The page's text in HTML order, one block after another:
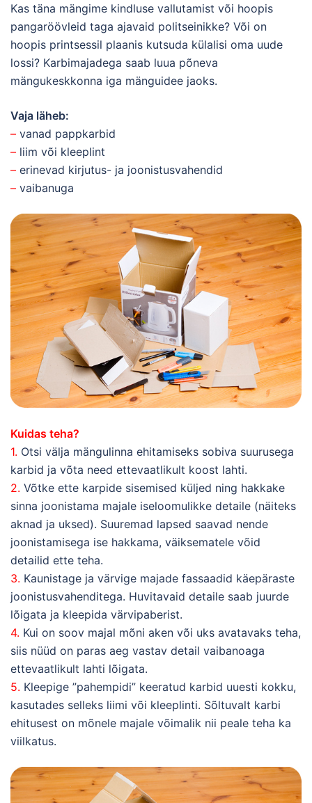
Kas täna mängime kindluse vallutamist või hoopis
pangaröövleid taga ajavaid politseinikke? Või on
hoopis printsessil plaanis kutsuda külalisi oma uude
lossi? Karbimajadega saab luua põneva
mängukeskkonna iga mänguidee jaoks.
Vaja läheb:
– vanad pappkarbid
– liim või kleeplint
– erinevad kirjutus- ja joonistusvahendid
– vaibanuga
Kuidas teha?
1. Otsi välja mängulinna ehitamiseks sobiva suurusega
karbid ja võta need ettevaatlikult koost lahti.
2. Võtke ette karpide sisemised küljed ning hakkake
sinna joonistama majale iseloomulikke detaile (näiteks
aknad ja uksed). Suuremad lapsed saavad nende
joonistamisega ise hakkama, väiksematele võid
detailid ette teha.
3. Kaunistage ja värvige majade fassaadid käepäraste
joonistusvahenditega. Huvitavaid detaile saab juurde
lõigata ja kleepida värvipaberist.
4. Kui on soov majal mõni aken või uks avatavaks teha,
siis nüüd on paras aeg vastav detail vaibanoaga
ettevaatlikult lahti lõigata.
5. Kleepige ”pahempidi” keeratud karbid uuesti kokku,
kasutades selleks liimi või kleeplinti. Sõltuvalt karbi
ehitusest on mõnele majale võimalik nii peale teha ka
viilkatus.